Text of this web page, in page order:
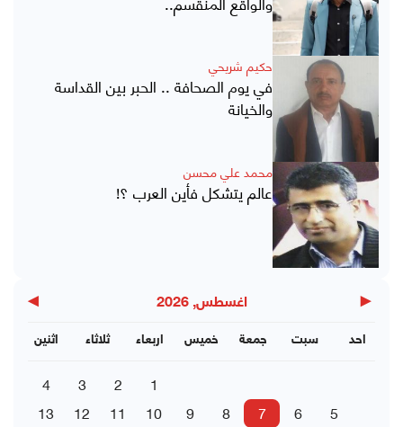
حكيم شريحي
في يوم الصحافة .. الحبر بين القداسة
والخيانة
محمد علي محسن
عالم يتشكل فأين العرب ؟!
◀ اغسطس, 2026 ▶
اثنين ثلاثاء اربعاء خميس جمعة سبت احد
1
2
3
4
5
6
7
8
9
10
11
12
13